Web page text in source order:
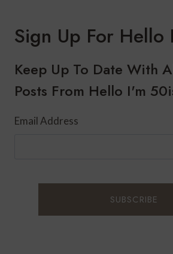
Sign Up For Hello
Keep Up To Date With
Posts From Hello I'm
Email Address